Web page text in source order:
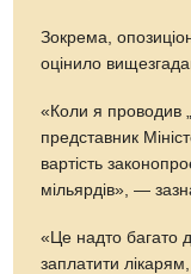
Зокрема,
оцінило
«Коли я проводив
представник
вартість
мільярдів», —
«Це надто багато
заплатити